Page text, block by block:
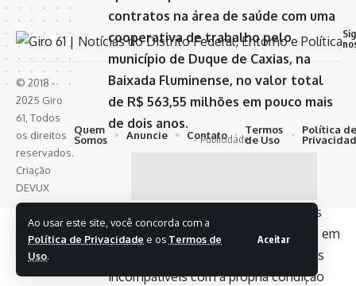
Ao usar este site, você concorda com a
Política de Privacidade e os Termos de
Uso.
Aceitar
contratos na área de saúde com uma
cooperativa de trabalho pelo
município de Duque de Caxias, na
Baixada Fluminense, no valor total
de R$ 563,55 milhões em pouco mais
de dois anos.
- Publicidade -
As investigações constataram que os
investigados “mantêm bens próprios em
nome de terceiros, realizam despesas
incompatíveis com a própria condição
© 2018 -
2025 Giro
61, Todos
os direitos
reservados.
Criação
DEVUX
Quem
Somos
Anuncie Contato
Termos
de Uso
Política